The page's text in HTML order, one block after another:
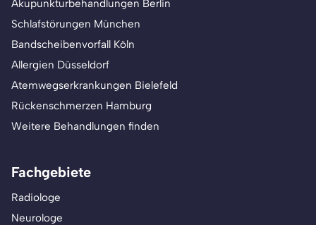
Akupunkturbehandlungen Berlin
Schlafstörungen München
Bandscheibenvorfall Köln
Allergien Düsseldorf
Atemwegserkrankungen Bielefeld
Rückenschmerzen Hamburg
Weitere Behandlungen finden
Fachgebiete
Radiologe
Neurologe